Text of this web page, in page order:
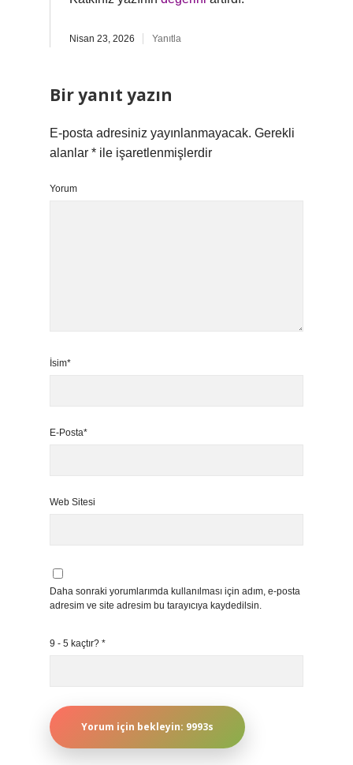
Nisan 23, 2026 Yanıtla
Bir yanıt yazın
E-posta adresiniz yayınlanmayacak. Gerekli
alanlar * ile işaretlenmişlerdir
Yorum
İsim*
E-Posta*
Web Sitesi
Daha sonraki yorumlarımda kullanılması için adım, e-posta
adresim ve site adresim bu tarayıcıya kaydedilsin.
9 - 5 kaçtır? *